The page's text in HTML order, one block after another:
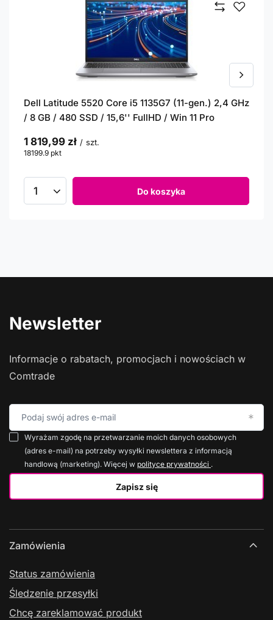
Dell Latitude 5520 Core i5 1135G7 (11-gen.) 2,4 GHz
/ 8 GB / 480 SSD / 15,6'' FullHD / Win 11 Pro
1 819,99 zł / szt.
18199.9 pkt
Do koszyka
Newsletter
Informacje o rabatach, promocjach i nowościach w
Comtrade
Podaj swój adres e-mail
Zapisz się
Wyrażam zgodę na przetwarzanie moich danych osobowych
(adres e-mail) na potrzeby wysyłki newslettera z informacją
handlową (marketing). Więcej w polityce prywatności .
Zamówienia
Status zamówienia
Śledzenie przesyłki
Chcę zareklamować produkt